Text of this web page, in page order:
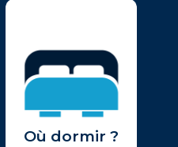
Où dormir ?